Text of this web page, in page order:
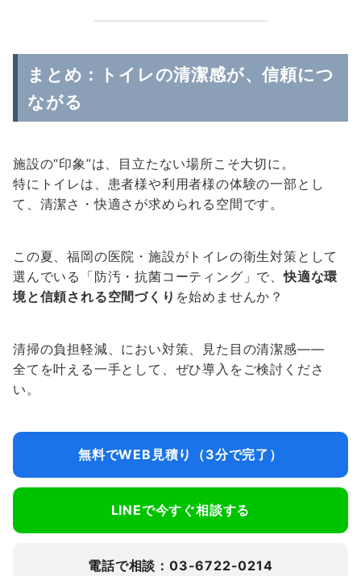
まとめ：トイレの清潔感が、信頼につ
ながる
施設の“印象”は、目立たない場所こそ大切に。
特にトイレは、患者様や利用者様の体験の一部とし
て、清潔さ・快適さが求められる空間です。
この夏、福岡の医院・施設がトイレの衛生対策として
選んでいる「防汚・抗菌コーティング」で、快適な環
境と信頼される空間づくり を始めませんか？
清掃の負担軽減、におい対策、見た目の清潔感――
全てを叶える一手として、ぜひ導入をご検討くださ
い。
無料でWEB見積り（3分で完了）
LINEで今すぐ相談する
電話で相談：03-6722-0214